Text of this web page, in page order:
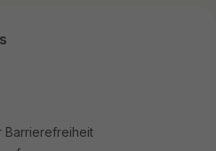
Barrierefreiheit